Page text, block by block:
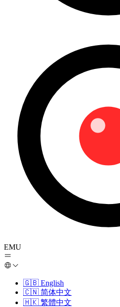
EMU
🇬🇧 English
🇨🇳 简体中文
🇭🇰 繁體中文